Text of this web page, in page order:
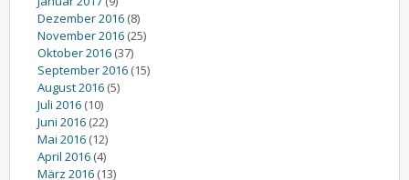
Dezember 2016 (8)
November 2016 (25)
Oktober 2016 (37)
September 2016 (15)
August 2016 (5)
Juli 2016 (10)
Juni 2016 (22)
Mai 2016 (12)
April 2016 (4)
März 2016 (13)